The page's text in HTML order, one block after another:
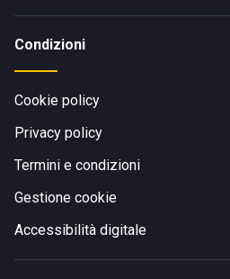
Condizioni
Cookie policy
Privacy policy
Termini e condizioni
Gestione cookie
Accessibilità digitale